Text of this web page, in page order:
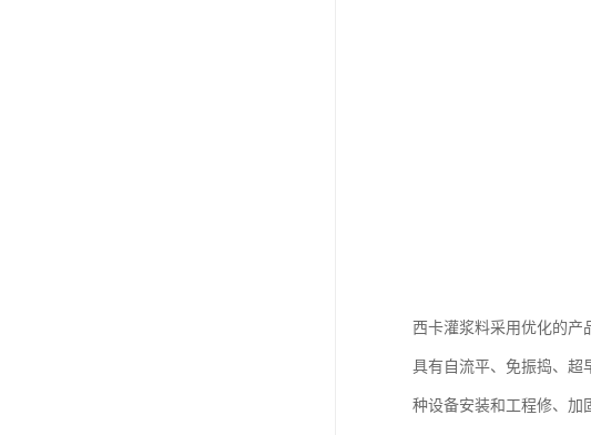
西卡灌浆料采用优化的产
具有自流平、免振捣、超
种设备安装和工程修、加